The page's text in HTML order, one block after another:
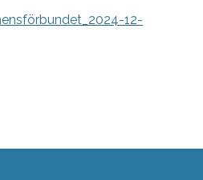
12-